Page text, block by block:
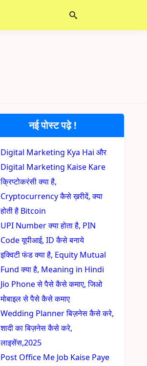
नई पोस्ट पढ़े !
Digital Marketing Kya Hai और
Digital Marketing Kaise Kare
क्रिप्टोकरंसी क्या है,
Cryptocurrency कैसे ख़रीदें, क्या
होती है Bitcoin
UPI Number क्या होता है, PIN
Code यूपीआई, ID कैसे बनाये
इक्विटी फंड क्या है, Equity Mutual
Fund क्या है, Meaning in Hindi
Jio Phone से पैसे कैसे कमाए, जिओ
मोबाइल से पैसे कैसे कमाए
Wedding Planner बिज़नेस कैसे करे,
शादी का बिज़नेस कैसे करे,
लाइसेंस,2025
Post Office Me Job Kaise Paye